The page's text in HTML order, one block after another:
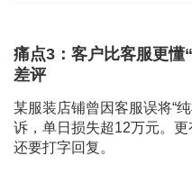
痛点3：客户比客服更懂
差评
某服装店铺曾因客服误将“
诉，单日损失超12万元。
还要打字回复。